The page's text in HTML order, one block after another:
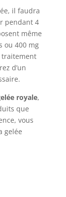
il faudra
pendant 4
même
ou 400 mg
traitement
d’un
royale,
que
vous
gelée